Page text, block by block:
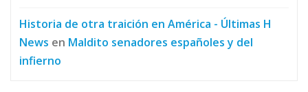
Historia de otra traición en América - Últimas H
News en Maldito senadores españoles y del
infierno